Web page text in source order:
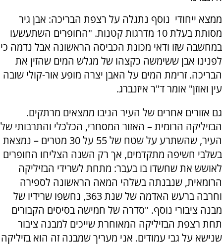
ממצא ייחודי נוסף נתגלה על רצפת הבריכה: אבן גיר
מסותת בעלת 10 מדרגות קטנות. "החופרים השתעשעו
במחשבה שזו ודאי מכונת הכביסה הראשונה אבל נדמה כי
לפנינו אבן ששימשה כקצהו של מגלש המים שהזין את
הבריכה. זרימת המים על האבן יצרה מופע אור-קולי שובה
עין ואוזן" אומר ד"ר איזנברג.
גם אזורים אחרים של העיר הניבו ממצאים מרתקים.
הבזיליקה הרומית – האזור המסחרי, הכלכלי והתרבותי של
העיר, שהשתרע על שטח של 55 על 30 מטרים – נמצאת
בשלבי חשיפה מתקדמים, אך רק השנה הצליחו החופרים
לאושש את שחשדו בו בעבר: מתחת לשרידי הבזיליקה
הרומאית, שנבנתה בשלהי המאה הראשונה לספירה
וחרבה ברעש האדמה של שנת 363, נחשפו שרידיו של
מבנה ציבורי נוסף. "סדרה של חמישה בסיסים הקבורים
תחת רצפת הבזיליקה המאוחרת שייכים למבנה ציבור
שנישא על גבי עמודים. אני מעריך שמבנה זה הוא בזיליקה